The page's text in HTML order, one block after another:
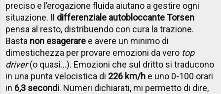
preciso e l’erogazione fluida aiutano a gestire ogni
situazione. Il differenziale autobloccante Torsen
pensa al resto, distribuendo con cura la trazione.
Basta non esagerare e avere un minimo di
dimestichezza per provare emozioni da vero top
driver(o quasi…). Emozioni che sul dritto si traducono
in una punta velocistica di 226 km/h e uno 0-100 orari
in 6,3 secondi. Numeri dichiarati, mi permetto di dire,